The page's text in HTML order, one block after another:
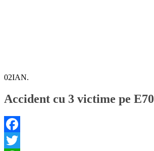
02IAN.
Accident cu 3 victime pe E70
Facebook